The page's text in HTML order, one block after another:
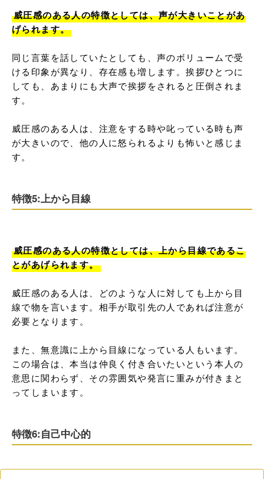
威圧感のある人の特徴としては、声が大きいことがあ
げられます。
同じ言葉を話していたとしても、声のボリュームで受
ける印象が異なり、存在感も増します。挨拶ひとつに
しても、あまりにも大声で挨拶をされると圧倒されま
す。
威圧感のある人は、注意をする時や叱っている時も声
が大きいので、他の人に怒られるよりも怖いと感じま
す。
特徴5:上から目線
威圧感のある人の特徴としては、上から目線であるこ
とがあげられます。
威圧感のある人は、どのような人に対しても上から目
線で物を言います。相手が取引先の人であれば注意が
必要となります。
また、無意識に上から目線になっている人もいます。
この場合は、本当は仲良く付き合いたいという本人の
意思に関わらず、その雰囲気や発言に重みが付きまと
ってしまいます。
特徴6:自己中心的